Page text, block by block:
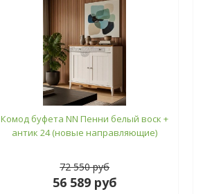
Комод буфета NN Пенни белый воск +
антик 24 (новые направляющие)
72 550 руб
56 589 руб